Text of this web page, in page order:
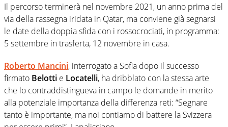
Il percorso terminerà nel novembre 2021, un anno prima del
via della rassegna iridata in Qatar, ma conviene già segnarsi
le date della doppia sfida con i rossocrociati, in programma:
5 settembre in trasferta, 12 novembre in casa.
Roberto Mancini, interrogato a Sofia dopo il successo
firmato Belotti e Locatelli, ha dribblato con la stessa arte
che lo contraddistingueva in campo le domande in merito
alla potenziale importanza della differenza reti: “Segnare
tanto è importante, ma noi contiamo di battere la Svizzera